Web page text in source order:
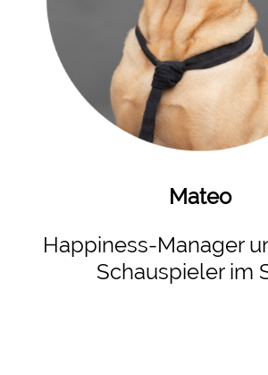
Mateo
Happiness-Manager
Schauspieler im